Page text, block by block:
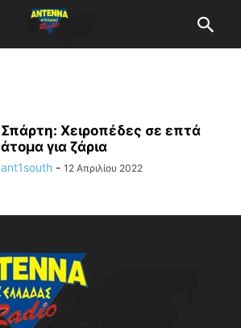
Σπάρτη: Χειροπέδες σε επτά
άτομα για ζάρια
ant1south - 12 Απριλίου 2022